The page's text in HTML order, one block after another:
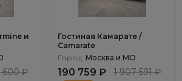
и
600 ₽
Гостиная Камарате /
Camarate
Город: Москва и МО
190 759 ₽ 1 907 591 ₽